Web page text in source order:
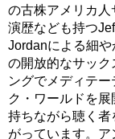
の古株アメリカ
演歴なども持つ
Jordanによる細
の開放的なサック
ングでメディテ
ク・ワールドを
持ちながら聴く者
がっています。